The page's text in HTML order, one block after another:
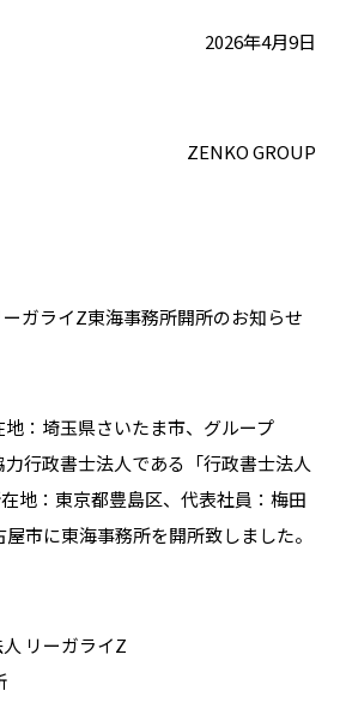
2026年4月9日
ZENKO GROUP
ガライZ東海事務所開所のお知らせ
：埼玉県さいたま市、グループ
行政書士法人である「行政書士法人
地：東京都豊島区、代表社員：梅田
市に東海事務所を開所致しました。
リーガライZ